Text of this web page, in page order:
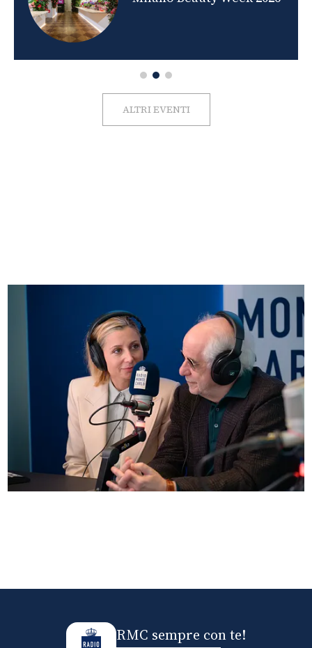
ALTRI EVENTI
RMC sempre con te!